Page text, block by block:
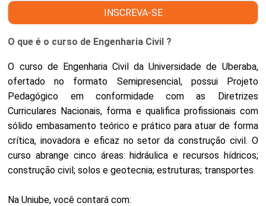
INSCREVA-SE
O que é o curso de Engenharia Civil ?
O curso de Engenharia Civil da Universidade de Uberaba,
ofertado no formato Semipresencial, possui Projeto
Pedagógico em conformidade com as Diretrizes
Curriculares Nacionais, forma e qualifica profissionais com
sólido embasamento teórico e prático para atuar de forma
crítica, inovadora e eficaz no setor da construção civil. O
curso abrange cinco áreas: hidráulica e recursos hídricos;
construção civil; solos e geotecnia; estruturas; transportes.
Na Uniube, você contará com: